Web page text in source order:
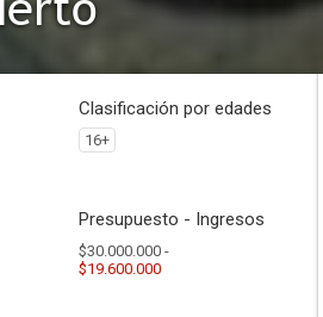
Clasificación por edades
16+
Presupuesto - Ingresos
$30.000.000 -
$19.600.000